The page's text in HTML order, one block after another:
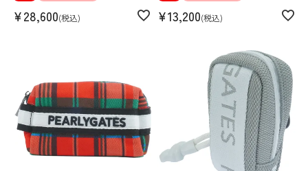
¥28,600 税込 ¥13,200 税込